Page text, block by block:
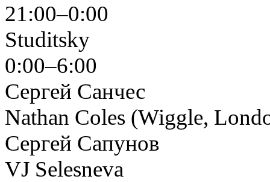
21:00–0:00
Studitsky
0:00–6:00
Сергей Санчес
Nathan Coles (Wiggle,
Сергей Сапунов
VJ Selesneva